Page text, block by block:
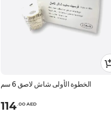
الخطوة الأولى شاش لاصق 6 سم
114.00 AED